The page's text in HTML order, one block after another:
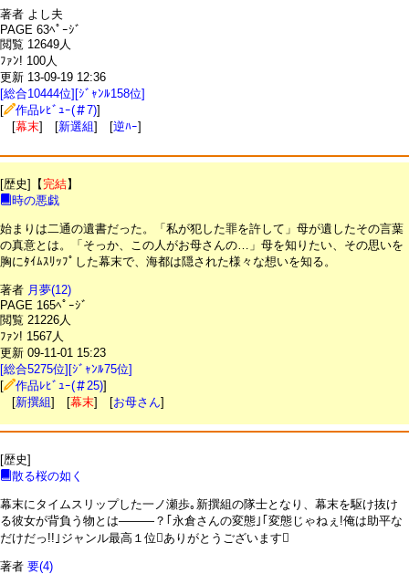
著者 よし夫
PAGE 63ﾍﾟｰｼﾞ
閲覧 12649人
ﾌｧﾝ! 100人
更新 13-09-19 12:36
[総合10444位][ｼﾞｬﾝﾙ158位]
[
作品ﾚﾋﾞｭｰ(＃7)]
[幕末] [新選組] [逆ﾊｰ]
[歴史]【完結】
時の悪戯
始まりは二通の遺書だった。「私が犯した罪を許して」母が遺したその言葉
の真意とは。「そっか、この人がお母さんの…」母を知りたい、その思いを
胸にﾀｲﾑｽﾘｯﾌﾟした幕末で、海都は隠された様々な想いを知る。
著者 月夢(12)
PAGE 165ﾍﾟｰｼﾞ
閲覧 21226人
ﾌｧﾝ! 1567人
更新 09-11-01 15:23
[総合5275位][ｼﾞｬﾝﾙ75位]
[
作品ﾚﾋﾞｭｰ(＃25)]
[新撰組] [幕末] [お母さん]
[歴史]
散る桜の如く
幕末にタイムスリップした一ノ瀬歩｡新撰組の隊士となり、幕末を駆け抜け
る彼女が背負う物とは―――？｢永倉さんの変態｣｢変態じゃねぇ!俺は助平な
だけだっ!!｣ジャンル最高１位ありがとうございます
著者 要(4)